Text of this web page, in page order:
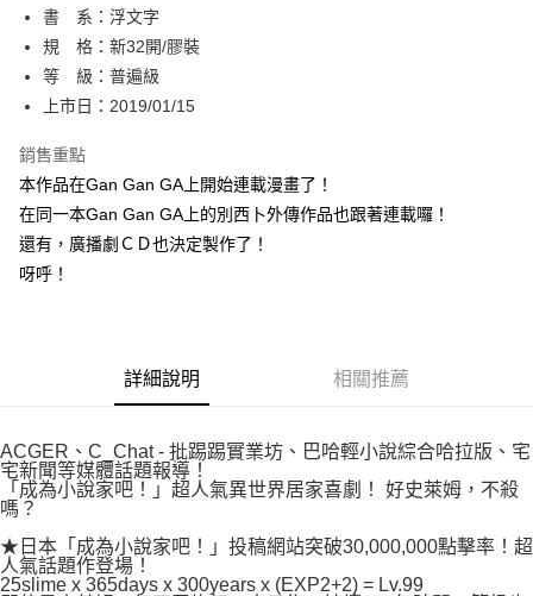
【「AFTEE先享後付」結帳流程】
１．於結帳方式選擇「AFTEE先享後付」後，將跳轉至「AFTEE先享後付」
結帳頁面，進行簡訊認證並確認金額後，即可完成結帳。
２．訂單成立數日內，您將收到繳費通知簡訊。
３．收到繳費通知簡訊後14天內，點擊此簡訊中的連結，可透過四大超商／
※ 請注意：結帳手續完成當下不需立刻繳費，但若您需要取消訂單，請聯絡
購買商品的店家。未經商家同意取消之訂單仍視為有效，需透過AFTEE先享
後付繳納相關費用。
※ 交易是否成功請以「AFTEE先享後付 」之結帳頁面顯示為準，若有關於
是否繳費成功／繳費後需取消欲退款等相關疑問，請聯繫「AFTEE先享後付
權轉讓予恩沛科技股份有限公司。
２．關於個人資料處理事宜，請瀏覽以下網址：
https://aftee.tw/terms/#terms3
「AFTEE先享後付」，若未經同意申辦者引起之損失，本公司不負相關責
任。
４．使用「AFTEE先享後付」時，將依據個別帳號之用戶狀況，依本公司即
時審查核予不同之上限額度；若仍有額度不足之情形，本公司將視審查結果
請求用戶進行身份認證。
５．嚴禁一人註冊多個帳號或使用他人資訊註冊。若發現惡意使用之情形，
恩沛科技股份有限公司將有權停止該用戶之使用額度並採取法律行動。
每筆NT$80，滿NT$500(含以上)免運費
付款後全家取貨
每筆NT$80，滿NT$500(含以上)免運費
每筆NT$80，滿NT$500(含以上)免運費
付款後萊爾富取貨
每筆NT$80，滿NT$500(含以上)免運費
付款後7-11取貨
每筆NT$80，滿NT$500(含以上)免運費
宅配
每筆NT$100，滿NT$800(含以上)免運費
書 系：浮文字
規 格：新32開/膠裝
等 級：普遍級
上市日：2019/01/15
銷售重點
本作品在Gan Gan GA上開始連載漫畫了！
在同一本Gan Gan GA上的別西卜外傳作品也跟著連載囉！
還有，廣播劇ＣＤ也決定製作了！
呀呼！
詳細說明 相關推薦
ACGER、C_Chat - 批踢踢實業坊、巴哈輕小說綜合哈拉版、宅
宅新聞等媒體話題報導！
「成為小說家吧！」超人氣異世界居家喜劇！ 好史萊姆，不殺
嗎？
★日本「成為小說家吧！」投稿網站突破30,000,000點擊率！超
人氣話題作登場！
25slime x 365days x 300years x (EXP2+2) = Lv.99